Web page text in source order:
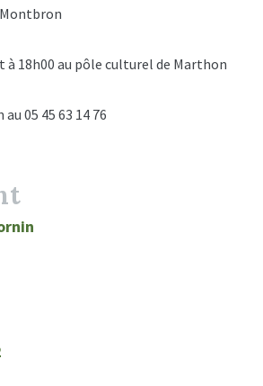
à 18h00 au pôle culturel de Marthon
05 45 63 14 76